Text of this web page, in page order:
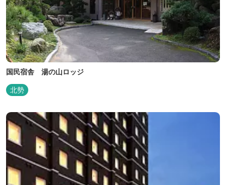
国民宿舎 湯の山ロッジ
北勢